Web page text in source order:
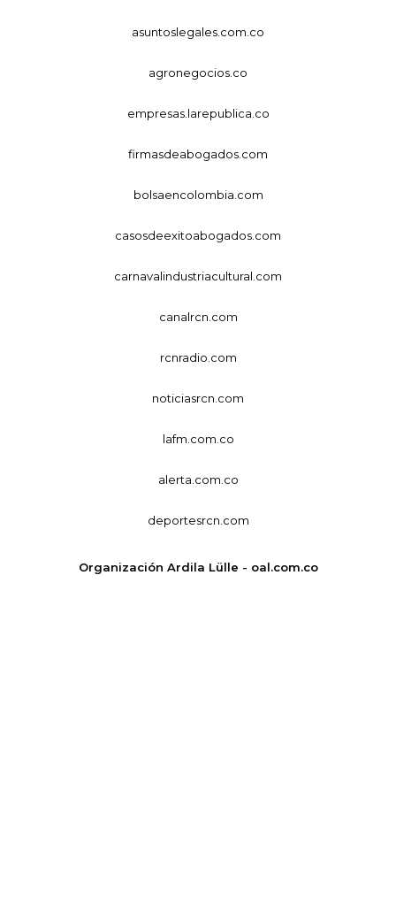
asuntoslegales.com.co
agronegocios.co
empresas.larepublica.co
firmasdeabogados.com
bolsaencolombia.com
casosdeexitoabogados.com
carnavalindustriacultural.com
canalrcn.com
rcnradio.com
noticiasrcn.com
lafm.com.co
alerta.com.co
deportesrcn.com
Organización Ardila Lülle - oal.com.co